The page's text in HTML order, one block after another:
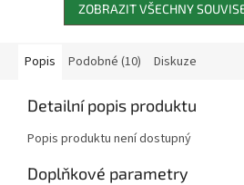
ZOBRAZIT VŠECHNY
Popis Podobné (10) Diskuze
Detailní popis produktu
Popis produktu není dostupný
Doplňkové parametry